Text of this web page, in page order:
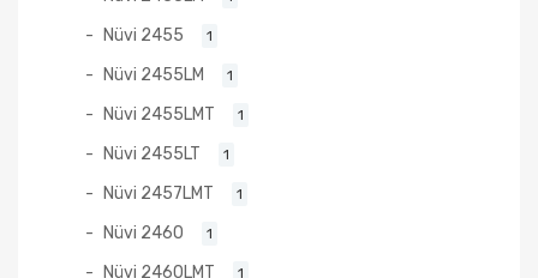
Nüvi 2455 1
Nüvi 2455LM 1
Nüvi 2455LMT 1
Nüvi 2455LT 1
Nüvi 2457LMT 1
Nüvi 2460 1
Nüvi 2460LMT 1